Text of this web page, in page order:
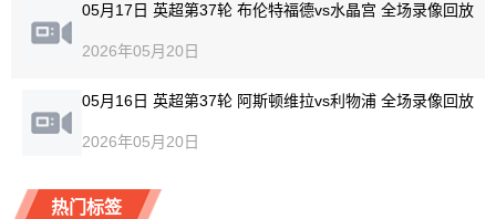
05月17日 英超第37轮 布伦特福德vs水晶宫 全场录像回放
2026年05月20日
05月16日 英超第37轮 阿斯顿维拉vs利物浦 全场录像回放
2026年05月20日
热门标签